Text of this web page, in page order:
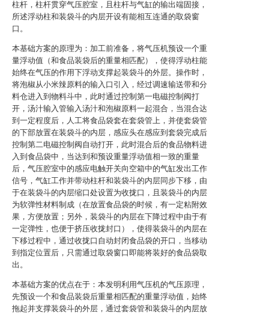
柱杆，柱杆贯穿气压腔室，且柱杆与气缸的输出端固接，
所述浮动柱和装袋斗的内层开设有能相互连通的取袋窗
口。
本基础方案的原理为：加工前准备，将气压机预设一个重
量浮动值（和食品装袋后的重量相匹配），使得浮动柱能
始终在气压的作用下浮动支撑起装袋斗的外层。操作时，
将泡椒从小米辣原料的输入口引入，经过调速输送带和分
料仓进入到物料斗中，此时通过控制第一电磁控制阀打
开，汤汁输入管输入汤汁和泡椒原料一起混合，当混合达
到一定程度后，人工将食品袋套在套袋管上，并使套袋管
的下部放置在装袋斗的内层，感应头在感应到套袋完成后
控制第二电磁控制阀自动打开，此时混合后的食品物料进
入到食品袋中，当达到和预设重量浮动值相一致的重量
后，气压腔室中的感应电触开关向空箱中的气缸发出工作
信号，气缸工作并带动柱杆和装袋斗的内层同步下移，由
于在装袋斗的内层缩口处设置为收拢口，且装袋斗的内层
为软弹性材料制成（在放置食品袋的时候，有一定粘附效
果，方便放置；另外，装袋斗的内层在下降过程中由于有
一定弹性，也便于挤压收拢封口），使得装袋斗的内层在
下移过程中，通过收拢口自动封闭食品袋的开口，当移动
到指定位置后，只需通过取袋窗口即能将装好的食品袋取
出。
本基础方案的优点在于：本发明利用气压机的气压原理，
先预设一个和食品装袋后重量相匹配的重量浮动值，始终
拖起并支撑装袋斗的外层，通过套袋管和装袋斗的内层放